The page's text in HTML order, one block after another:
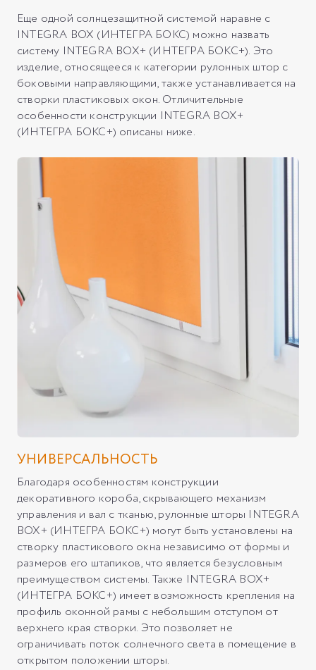
Еще одной солнцезащитной системой наравне с
INTEGRA BOX (ИНТЕГРА БОКС) можно назвать
систему INTEGRA BOX+ (ИНТЕГРА БОКС+). Это
изделие, относящееся к категории рулонных штор с
боковыми направляющими, также устанавливается на
створки пластиковых окон. Отличительные
особенности конструкции INTEGRA BOX+
(ИНТЕГРА БОКС+) описаны ниже.
УНИВЕРСАЛЬНОСТЬ
Благодаря особенностям конструкции
декоративного короба, скрывающего механизм
управления и вал с тканью, рулонные шторы INTEGRA
BOX+ (ИНТЕГРА БОКС+) могут быть установлены на
створку пластикового окна независимо от формы и
размеров его штапиков, что является безусловным
преимуществом системы. Также INTEGRA BOX+
(ИНТЕГРА БОКС+) имеет возможность крепления на
профиль оконной рамы с небольшим отступом от
верхнего края створки. Это позволяет не
ограничивать поток солнечного света в помещение в
открытом положении шторы.